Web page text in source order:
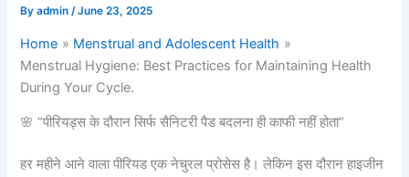
Byadmin /June 23, 2025
Home
Menstrual and Adolescent Health
Menstrual Hygiene: Best Practices for Maintaining Health
During Your Cycle.
🌸 “पीरियड्स के दौरान सिर्फ सैनिटरी पैड बदलना ही काफी नहीं होता”
हर महीने आने वाला पीरियड एक नेचुरल प्रोसेस है। लेकिन इस दौरान हाइजीन